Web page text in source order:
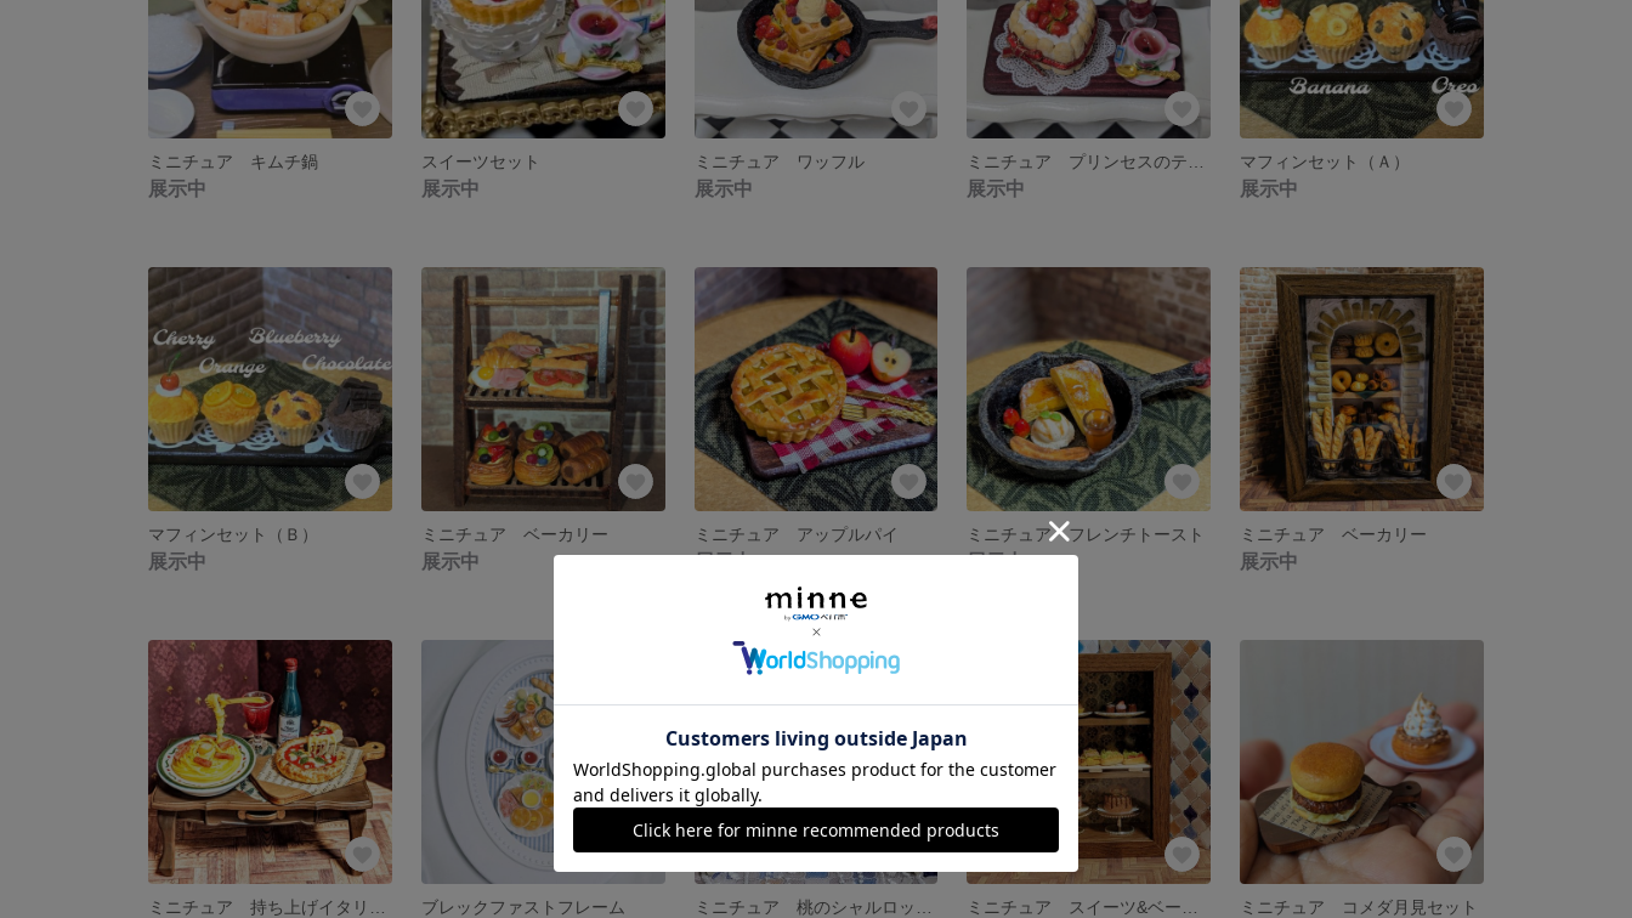
ミニチュア キムチ鍋
展示中
スイーツセット
展示中
ミニチュア ワッフル
展示中 展示中
マフィンセット（Ａ）
展示中
マフィンセット（Ｂ）
展示中
ミニチュア ベーカリー
展示中
ミニチュア アップルパイ
展示中
ミニチュア フレンチトースト
展示中
ミニチュア ベーカリー
展示中
ブレックファストフレーム ミニチュア コメダ月見セット